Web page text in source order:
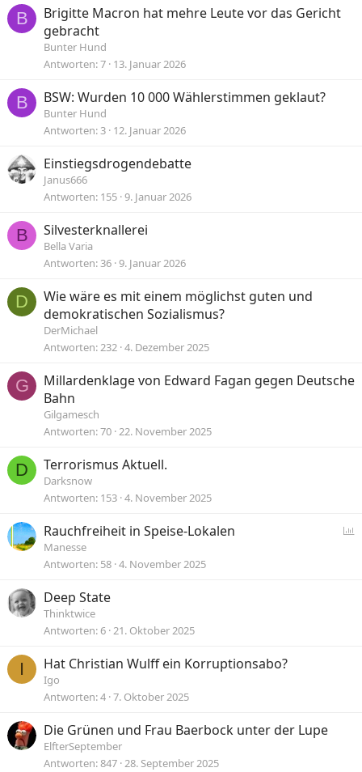
B
Brigitte Macron hat mehre Leute vor das Gericht
gebracht
Bunter Hund
Antworten 7 13. Januar 2026
B BSW: Wurden 10 000 Wählerstimmen geklaut?
Bunter Hund
Antworten 3 12. Januar 2026
Einstiegsdrogendebatte
Janus666
Antworten 155 9. Januar 2026
B Silvesterknallerei
Bella Varia
Antworten 36 9. Januar 2026
D
Wie wäre es mit einem möglichst guten und
demokratischen Sozialismus?
DerMichael
Antworten 232 4. Dezember 2025
G
Millardenklage von Edward Fagan gegen Deutsche
Bahn
Gilgamesch
Antworten 70 22. November 2025
D Terrorismus Aktuell.
Darksnow
Antworten 153 4. November 2025
Rauchfreiheit in Speise-Lokalen
Manesse
Antworten 58 4. November 2025
Deep State
Thinktwice
Antworten 6 21. Oktober 2025
I Hat Christian Wulff ein Korruptionsabo?
Igo
Antworten 4 7. Oktober 2025
Die Grünen und Frau Baerbock unter der Lupe
ElfterSeptember
Antworten 847 28. September 2025